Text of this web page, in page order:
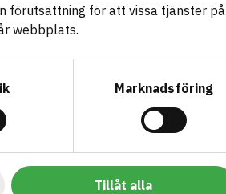
förutsättning för att vissa tjänster på
webbplats.
Marknadsföring
Tillåt alla